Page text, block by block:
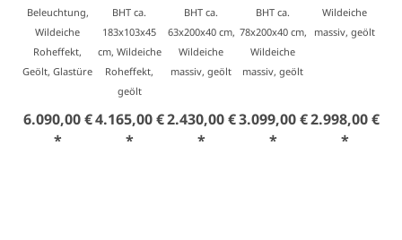
Beleuchtung,
Wildeiche
Roheffekt,
Geölt, Glastüre
6.090,00 €
*
BHT ca.
183x103x45
cm, Wildeiche
Roheffekt,
geölt
4.165,00 €
*
BHT ca.
63x200x40 cm,
Wildeiche
massiv, geölt
2.430,00 €
*
BHT ca.
78x200x40 cm,
Wildeiche
massiv, geölt
3.099,00 €
*
Wildeiche
massiv, geölt
2.998,00 €
*